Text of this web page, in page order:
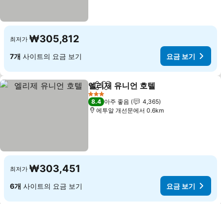
최저가 ₩305,812
7개 사이트의 요금 보기 요금 보기
공유 즐겨찾기에 추가
엘리제 유니언 호텔
3 성급
8.4 아주 좋음
4,365
에투알 개선문에서 0.6km
최저가 ₩303,451
6개 사이트의 요금 보기 요금 보기